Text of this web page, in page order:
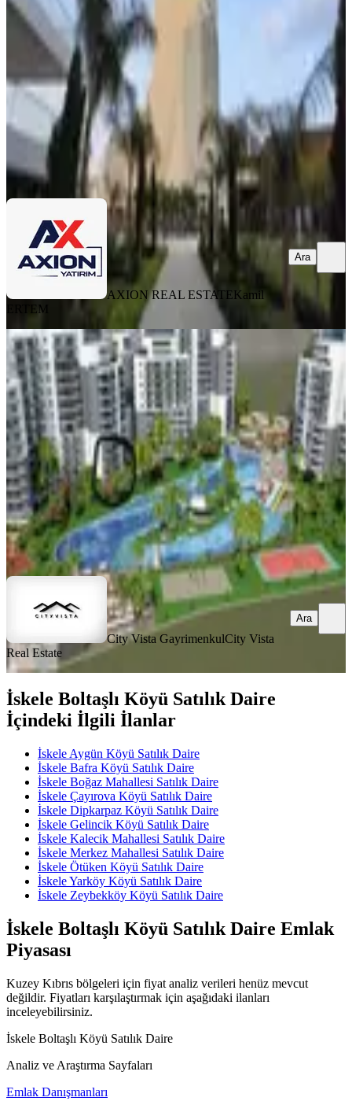
İskele, Merkez Mahallesi
1+1 ·74 m²·
9.300.000 ₺
AXION REAL ESTATEKamil ERTEM
Ara
AXION REAL ESTATEKamil
ERTEM
Ara
SIFIR BİNA
Kuzey Kıbrıs Lskele Long Beach
Satılık Edelweis Sitede 2+1 Daire
İskele, Merkez Mahallesi
2+1 · 130 m²·2. Kat · 21.07.2026
6.350.000 ₺
City Vista Gayrimenkul City Vista Real Estate
Ara
City Vista GayrimenkulCity Vista
Real Estate
Ara
İskele Boltaşlı Köyü Satılık Daire
İçindeki İlgili İlanlar
İskele Aygün Köyü Satılık Daire
İskele Bafra Köyü Satılık Daire
İskele Boğaz Mahallesi Satılık Daire
İskele Çayırova Köyü Satılık Daire
İskele Dipkarpaz Köyü Satılık Daire
İskele Gelincik Köyü Satılık Daire
İskele Kalecik Mahallesi Satılık Daire
İskele Merkez Mahallesi Satılık Daire
İskele Ötüken Köyü Satılık Daire
İskele Yarköy Köyü Satılık Daire
İskele Zeybekköy Köyü Satılık Daire
İskele Boltaşlı Köyü Satılık Daire Emlak
Piyasası
Kuzey Kıbrıs bölgeleri için fiyat analiz verileri henüz mevcut
değildir. Fiyatları karşılaştırmak için aşağıdaki ilanları
inceleyebilirsiniz.
İskele Boltaşlı Köyü Satılık Daire
Analiz ve Araştırma Sayfaları
Emlak Danışmanları